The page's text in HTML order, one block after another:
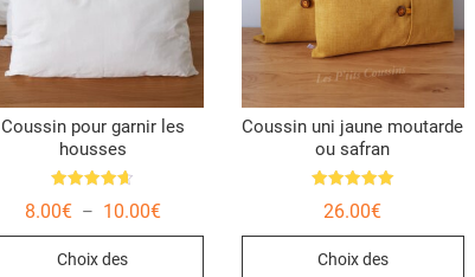
Coussin pour garnir les
housses
4.67
8.00€ – 10.00€Plage
Choix des
Ce
Coussin uni jaune moutarde
ou safran
5.00
26.00€
Choix des
Ce